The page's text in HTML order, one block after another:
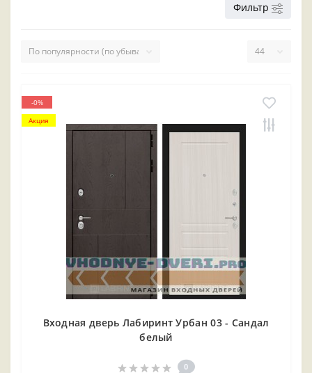
Фильтр
-0%
Акция
Входная дверь Лабиринт Урбан 03 - Сандал
белый
0